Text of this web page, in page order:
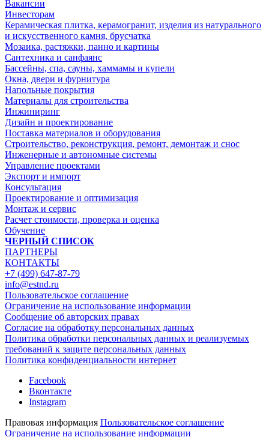
Вакансии
Инвесторам
Керамическая плитка, керамогранит, изделия из натурального
и искусственного камня, брусчатка
Мозаика, растяжки, панно и картины
Сантехника и санфаянс
Бассейны, спа, сауны, хаммамы и купели
Окна, двери и фурнитура
Напольные покрытия
Материалы для строительства
Инжиниринг
Дизайн и проектирование
Поставка материалов и оборудования
Строительство, реконструкция, ремонт, демонтаж и снос
Инженерные и автономные системы
Управление проектами
Экспорт и импорт
Консультация
Проектирование и оптимизация
Монтаж и сервис
Расчет стоимости, проверка и оценка
Обучение
ЧЕРНЫЙ СПИСОК
ПАРТНЕРЫ
КОНТАКТЫ
+7 (499) 647-87-79
info@estnd.ru
Пользовательское соглашение
Ограничение на использование информации
Сообщение об авторских правах
Согласие на обработку персональных данных
Политика обработки персональных данных и реализуемых
требований к защите персональных данных
Политика конфиденциальности интернет
Facebook
Вконтакте
Instagram
Правовая информация Пользовательское соглашение
Ограничение на использование информации